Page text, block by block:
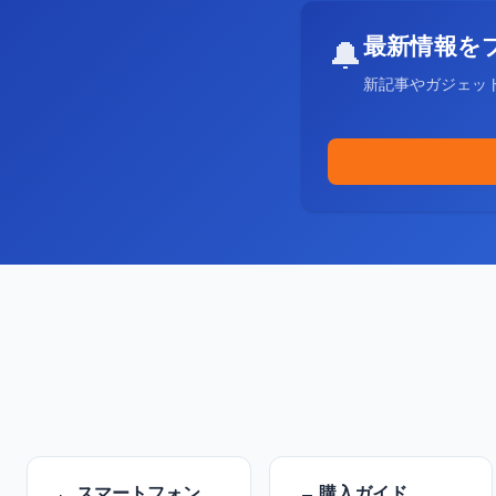
🔔最新情報を
新記事やガジェッ